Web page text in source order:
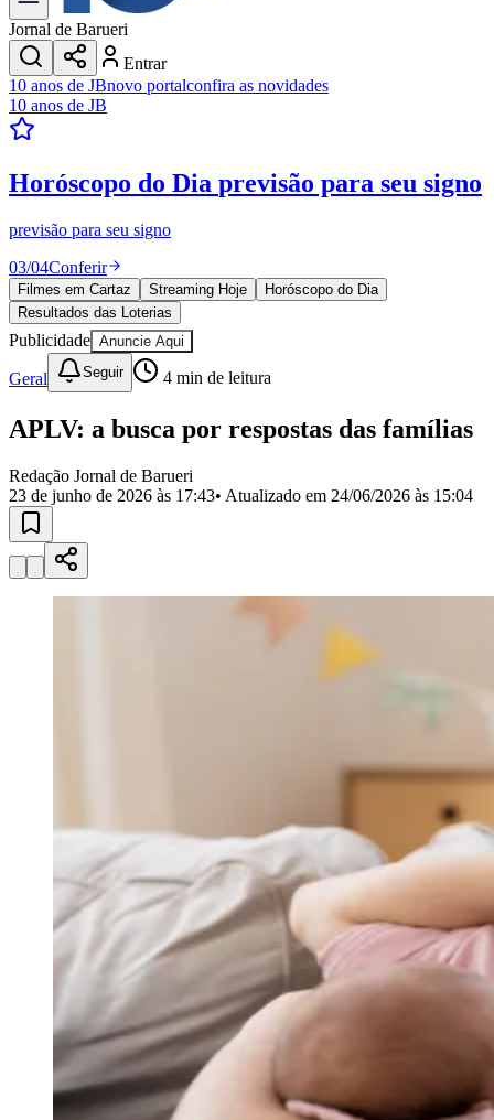
Dia a Dia & Lazer
Transportes
Gastronomia
Cinema & Shows
JogosNovo
Para Sua Empresa
Anuncie no Portal
Cadastrar Empresa
Divulgar Vagas
Publicidade Legal
Política
Eleições
Esportes
Saúde
Segurança
Cultura
Meio Ambiente
Obras
Educação
Bairros de Barueri
Selecione sua região
AldeiaAldeia da Serra
JubranBelvalBethavilleBoa
CentroChácaras Marco
Fazenda
Jardim
Jardim dos CamargosJardim
OsascoParque dos
ParnaíbaSilveiraTamboréVale do SolVila BarrosVila Boa VistaVila
Vila Engenho Novo Vila MárciaVila Nossa Sra. da
EscadaVila PortoVotupoca
Para Sua Empresa
Anuncie no Portal
Guia de Empresas
Divulgar Vagas
Publicidade Legal
Negócios Regionais
Turismo
Segurança Regional
Hospitais Estaduais
Parques & Represas
Jornal de Barueri
Entrar
10 anos de JBnovo portalconfira as novidades
10 anos de JB
Horóscopo do Dia previsão para seu signo
previsão para seu signo
03/04Conferir
Filmes em Cartaz Streaming Hoje
Horóscopo do Dia
Resultados das Loterias
Publicidade Anuncie Aqui
Geral Seguir 4 min de leitura
APLV: a busca por respostas das famílias
Redação Jornal de Barueri
23 de junho de 2026 às 17:43• Atualizado em 24/06/2026 às 15:04